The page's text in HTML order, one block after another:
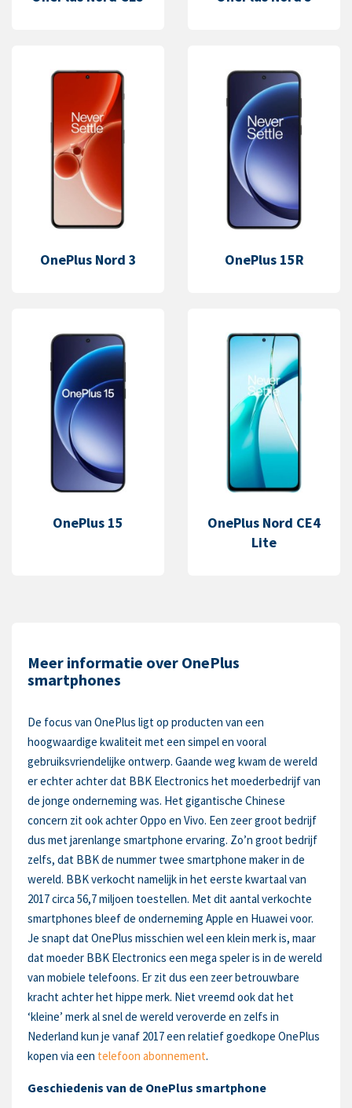
OnePlus Nord 3 OnePlus 15R
OnePlus 15
OnePlus Nord CE4
Lite
Meer informatie over OnePlus
smartphones
De focus van OnePlus ligt op producten van een
hoogwaardige kwaliteit met een simpel en vooral
gebruiksvriendelijke ontwerp. Gaande weg kwam de wereld
er echter achter dat BBK Electronics het moederbedrijf van
de jonge onderneming was. Het gigantische Chinese
concern zit ook achter Oppo en Vivo. Een zeer groot bedrijf
dus met jarenlange smartphone ervaring. Zo’n groot bedrijf
zelfs, dat BBK de nummer twee smartphone maker in de
wereld. BBK verkocht namelijk in het eerste kwartaal van
2017 circa 56,7 miljoen toestellen. Met dit aantal verkochte
smartphones bleef de onderneming Apple en Huawei voor.
Je snapt dat OnePlus misschien wel een klein merk is, maar
dat moeder BBK Electronics een mega speler is in de wereld
van mobiele telefoons. Er zit dus een zeer betrouwbare
kracht achter het hippe merk. Niet vreemd ook dat het
‘kleine’ merk al snel de wereld veroverde en zelfs in
Nederland kun je vanaf 2017 een relatief goedkope OnePlus
kopen via een telefoon abonnement.
Geschiedenis van de OnePlus smartphone